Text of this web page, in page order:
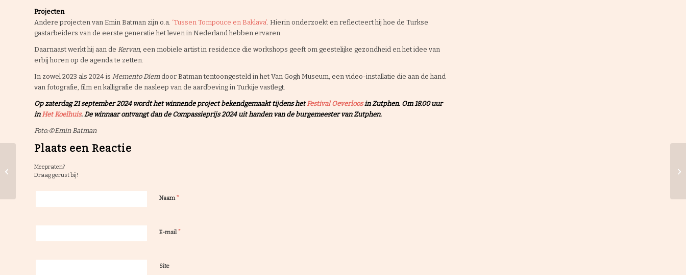
Projecten
Andere projecten van Emin Batman zijn o.a. ‘Tussen Tompouce en Baklava’ . Hierin onderzoekt en reflecteert hij hoe de Turkse
gastarbeiders van de eerste generatie het leven in Nederland hebben ervaren.
Daarnaast werkt hij aan de Kervan, een mobiele artist in residence die workshops geeft om geestelijke gezondheid en het idee van
erbij horen op de agenda te zetten.
In zowel 2023 als 2024 is Memento Diemdoor Batman tentoongesteld in het Van Gogh Museum, een video-installatie die aan de hand
van fotografie, film en kalligrafie de nasleep van de aardbeving in Turkije vastlegt.
Op zaterdag 21 september 2024 wordt het winnende project bekendgemaakt tijdens hetFestival Oeverloosin Zutphen. Om 18.00 uur
in Het Koelhuis. De winnaar ontvangt dan de Compassieprijs 2024 uit handen van de burgemeester van Zutphen.
Foto:©Emin Batman
Plaats een Reactie
Meepraten?
Draag gerust bij!
Naam*
E-mail*
Site
Genomineerd project